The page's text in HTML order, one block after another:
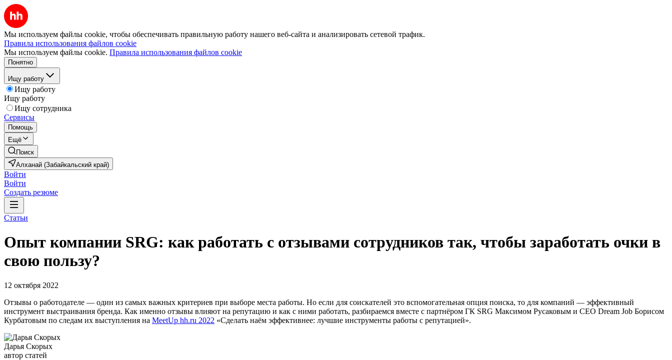
Мы используем файлы cookie, чтобы обеспечивать правильную работу нашего веб-сайта и анализировать сетевой трафик.
Правила использования файлов cookie
Мы используем файлы cookie. Правила использования файлов cookie
Понятно
Ищу работу
Ищу работу
Ищу работу
Ищу сотрудника
Сервисы
Помощь
Ещё
Поиск
Алханай (Забайкальский край)
Войти
Войти
Создать резюме
Статьи
Опыт компании SRG: как работать с отзывами сотрудников так, чтобы заработать очки в
свою пользу?
12 октября 2022
Отзывы о работодателе — один из самых важных критериев при выборе места работы. Но если для соискателей это вспомогательная опция поиска, то для компаний — эффективный
инструмент выстраивания бренда. Как именно отзывы влияют на репутацию и как с ними работать, разбираемся вместе с партнёром ГК SRG Максимом Русаковым и CEO Dream Job Борисом
Курбатовым по следам их выступления на MeetUp hh.ru 2022 «Сделать наём эффективнее: лучшие инструменты работы с репутацией».
Дарья Скорых
автор статей